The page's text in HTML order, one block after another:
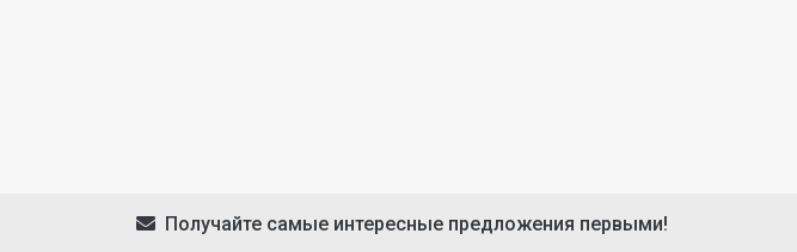
Получайте самые интересные предложения первыми!